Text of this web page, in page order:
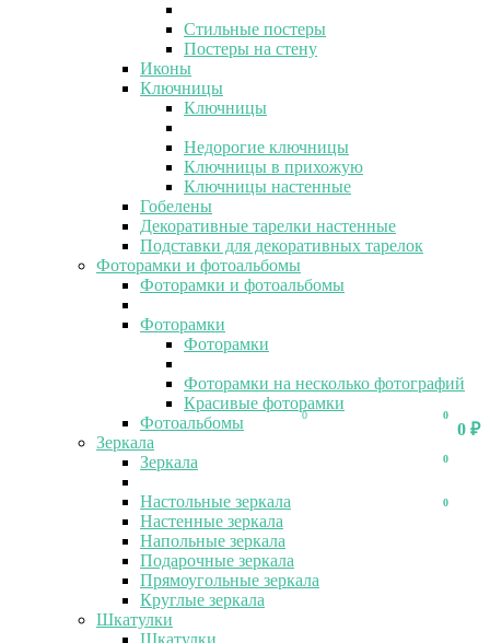
0
0 ₽
0
0
0
Стильные постеры
Постеры на стену
Иконы
Ключницы
Ключницы
Недорогие ключницы
Ключницы в прихожую
Ключницы настенные
Гобелены
Декоративные тарелки настенные
Подставки для декоративных тарелок
Фоторамки и фотоальбомы
Фоторамки и фотоальбомы
Фоторамки
Фоторамки
Фоторамки на несколько фотографий
Красивые фоторамки
Фотоальбомы
Зеркала
Зеркала
Настольные зеркала
Настенные зеркала
Напольные зеркала
Подарочные зеркала
Прямоугольные зеркала
Круглые зеркала
Шкатулки
Шкатулки